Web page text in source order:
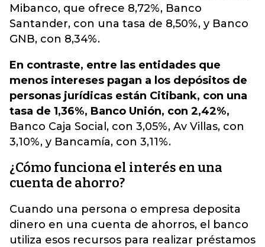
Mibanco, que ofrece 8,72%, Banco
Santander, con una tasa de 8,50%, y Banco
GNB, con 8,34%.
En contraste, entre las entidades que
menos intereses pagan a los depósitos de
personas jurídicas están Citibank, con una
tasa de 1,36%, Banco Unión, con 2,42%,
Banco Caja Social, con 3,05%, Av Villas, con
3,10%, y Bancamía, con 3,11%.
¿Cómo funciona el interés en una
cuenta de ahorro?
Cuando una persona o empresa deposita
dinero en una cuenta de ahorros, el banco
utiliza esos recursos para realizar préstamos